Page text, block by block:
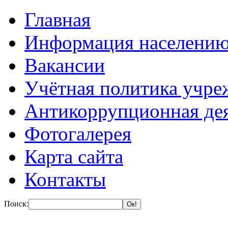
Главная
Информация
Вакансии
Учётная политика
Антикоррупционная
Фотогалерея
Карта сайта
Контакты
Поиск: